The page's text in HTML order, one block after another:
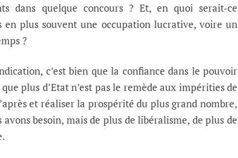
dans quelque concours ? Et, en quoi serait-ce
plus souvent une occupation lucrative, voire un
?
c’est bien que la confiance dans le pouvoir
plus d’Etat n’est pas le remède aux impérities de
et réaliser la prospérité du plus grand nombre,
avons besoin, mais de plus de libéralisme, de plus de